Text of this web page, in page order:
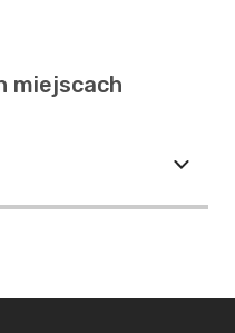
miejscach